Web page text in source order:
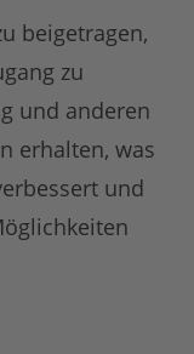
beigetragen,
zu
und anderen
erhalten, was
und